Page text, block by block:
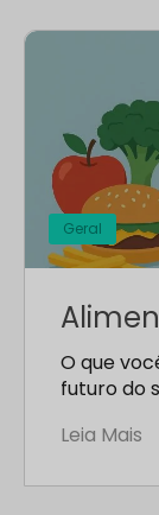
Geral
O que
futuro do
Leia Mais